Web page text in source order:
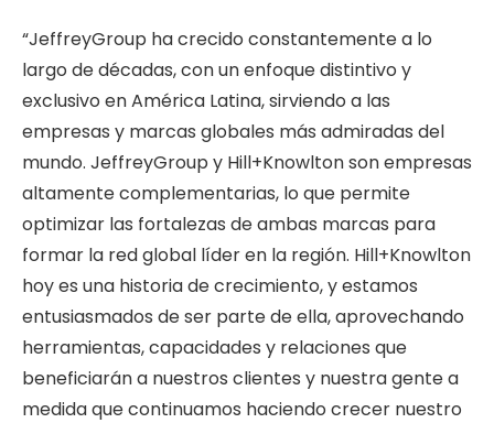
“JeffreyGroup ha crecido constantemente a lo
largo de décadas, con un enfoque distintivo y
exclusivo en América Latina, sirviendo a las
empresas y marcas globales más admiradas del
mundo. JeffreyGroup y Hill+Knowlton son empresas
altamente complementarias, lo que permite
optimizar las fortalezas de ambas marcas para
formar la red global líder en la región. Hill+Knowlton
hoy es una historia de crecimiento, y estamos
entusiasmados de ser parte de ella, aprovechando
herramientas, capacidades y relaciones que
beneficiarán a nuestros clientes y nuestra gente a
medida que continuamos haciendo crecer nuestro